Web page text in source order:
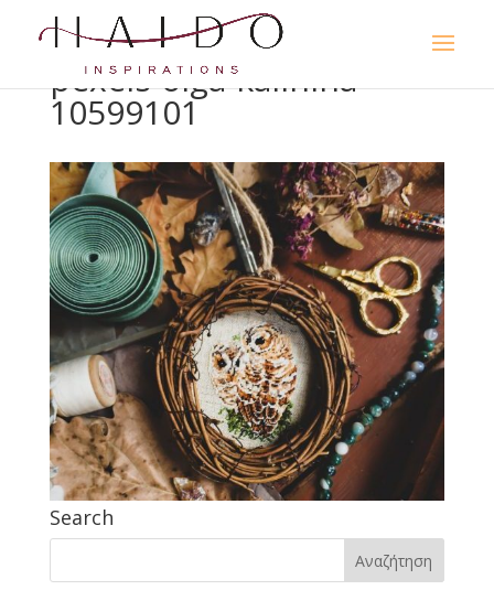
pexels-olga-kalinina-
10599101
Search